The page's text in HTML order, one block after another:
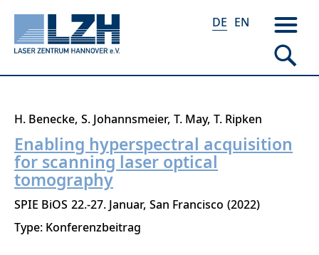
Direkt
zum
Inhalt
DE EN
H. Benecke S. Johannsmeier T. May T. Ripken
Enabling hyperspectral acquisition
for scanning laser optical
tomography
SPIE BiOS 22.-27. Januar San Francisco 2022
Type: Konferenzbeitrag